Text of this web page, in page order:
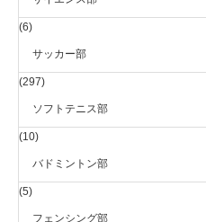
(6)
サッカー部
(297)
ソフトテニス部
(10)
バドミントン部
(5)
フェンシング部